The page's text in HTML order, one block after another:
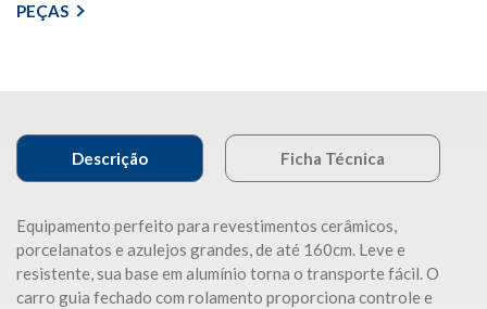
PEÇAS
Descrição Ficha Técnica
Equipamento perfeito para revestimentos cerâmicos,
porcelanatos e azulejos grandes, de até 160cm. Leve e
resistente, sua base em alumínio torna o transporte fácil. O
carro guia fechado com rolamento proporciona controle e